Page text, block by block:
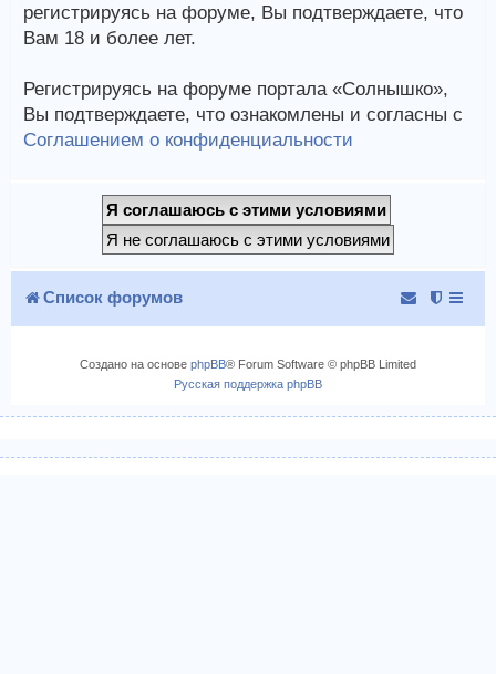
регистрируясь на форуме, Вы подтверждаете, что
Вам 18 и более лет.
Регистрируясь на форуме портала «Солнышко»,
Вы подтверждаете, что ознакомлены и согласны с
Соглашением о конфиденциальности
Список форумов
Создано на основе phpBB® Forum Software © phpBB Limited
Русская поддержка phpBB